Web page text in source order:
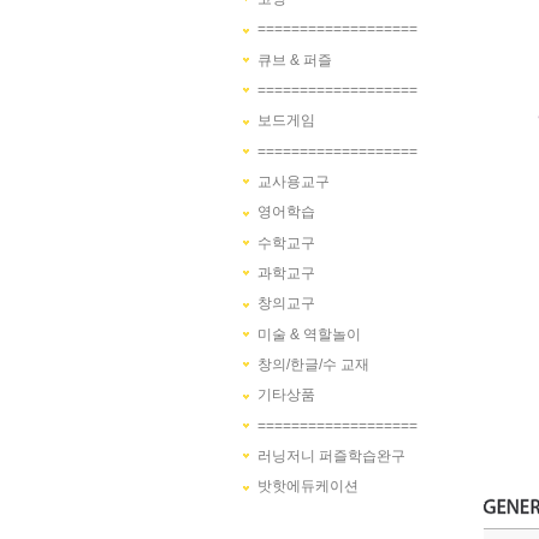
===================
큐브 & 퍼즐
===================
보드게임
===================
교사용교구
영어학습
수학교구
과학교구
창의교구
미술 & 역할놀이
창의/한글/수 교재
기타상품
===================
러닝저니 퍼즐학습완구
밧핫에듀케이션